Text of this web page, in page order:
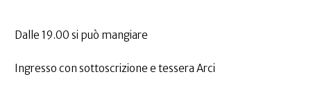
Dalle 19.00 si può mangiare
Ingresso con sottoscrizione e tessera Arci